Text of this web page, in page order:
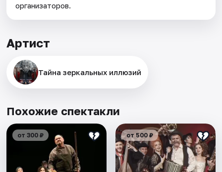
организаторов.
Артист
Тайна зеркальных иллюзий
Похожие спектакли
от 300 ₽ от 500 ₽